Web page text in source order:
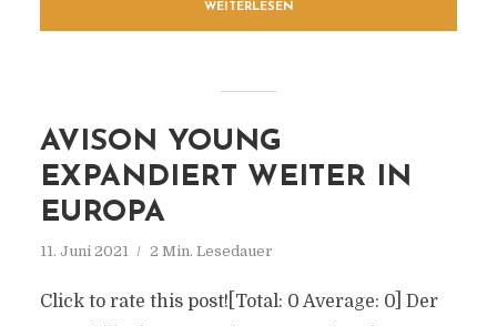
WEITERLESEN
AVISON YOUNG
EXPANDIERT WEITER IN
EUROPA
11. Juni 2021 2 Min. Lesedauer
Click to rate this post![Total: 0 Average: 0] Der